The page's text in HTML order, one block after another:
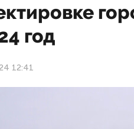
год
12:41